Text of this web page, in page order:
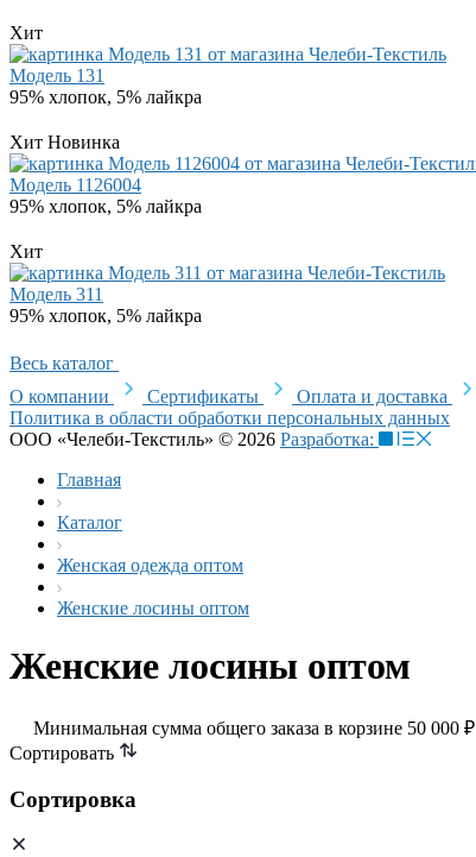
Хит
Модель 131
95% хлопок, 5% лайкра
Хит Новинка
Модель 1126004
95% хлопок, 5% лайкра
Хит
Модель 311
95% хлопок, 5% лайкра
Весь каталог
О компании
Сертификаты Оплата и доставка
Политика в области обработки персональных данных
ООО «Челеби-Текстиль» © 2026 Разработка:
Главная
Каталог
Женская одежда оптом
Женские лосины оптом
Женские лосины оптом
Минимальная сумма общего заказа в корзине 50 000 ₽
Сортировать
Сортировка